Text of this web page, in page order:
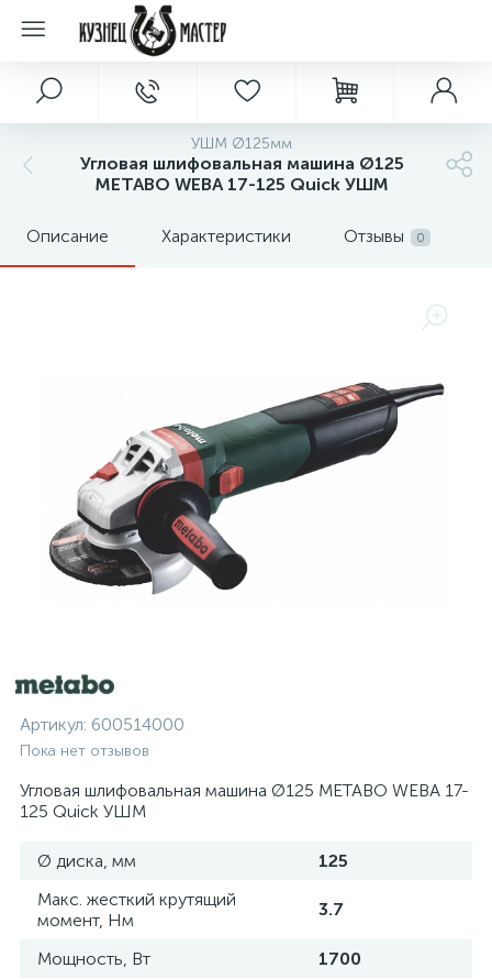
УШМ Ø125мм
Угловая шлифовальная машина Ø125
METABO WEBA 17-125 Quick УШМ
Описание Характеристики Отзывы 0
Артикул: 600514000
Пока нет отзывов
Угловая шлифовальная машина Ø125 METABO WEBA 17-
125 Quick УШМ
Ø диска, мм
125
Макс. жесткий крутящий
момент, Нм
3.7
Мощность, Вт
1700